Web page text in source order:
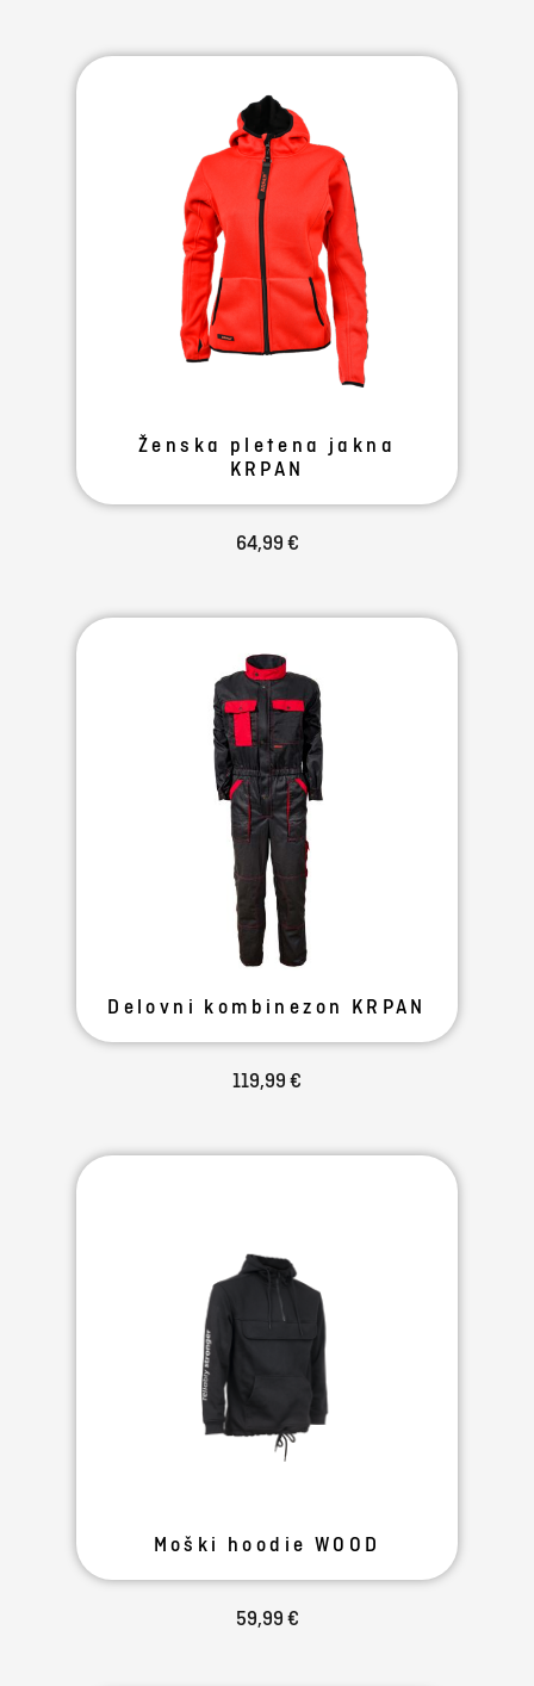
Ženska pletena jakna
KRPAN
64,99 €
Delovni kombinezon KRPAN
119,99 €
Moški hoodie WOOD
59,99 €